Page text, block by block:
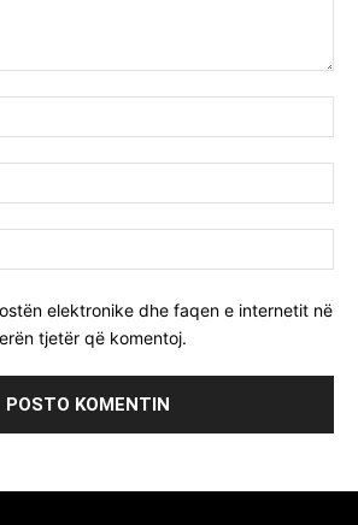
elektronike dhe faqen e internetit në
tjetër që komentoj.